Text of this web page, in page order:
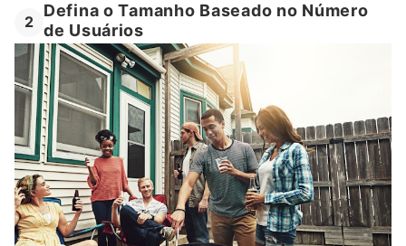
2
Defina o Tamanho Baseado no Número
de Usuários